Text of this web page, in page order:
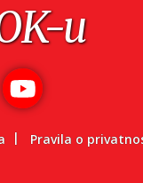
u
Pravila o